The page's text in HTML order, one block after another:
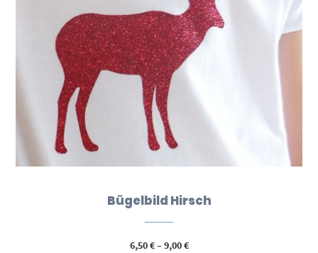
Bügelbild Hirsch
6,50€–9,00€Preisspanne: